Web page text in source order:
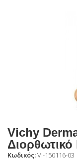
Vichy
Κωδικός:VI-150116-03